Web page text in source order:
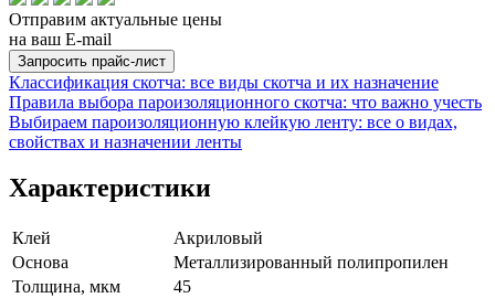
Отправим актуальные цены
на ваш E-mail
Классификация скотча: все виды скотча и их назначение
Правила выбора пароизоляционного скотча: что важно учесть
Выбираем пароизоляционную клейкую ленту: все о видах,
свойствах и назначении ленты
Характеристики
Клей
Акриловый
Основа
Металлизированный полипропилен
Толщина, мкм
45